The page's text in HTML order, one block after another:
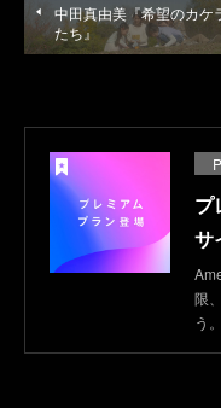
中田真由美『希望のカケ
たち』
プ
サ
限
う。